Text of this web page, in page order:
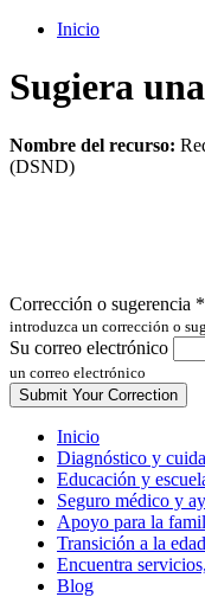
Inicio
Sugiera
Leave
this
Nombre del recurso:
(DSND)
Corrección o sugerencia *
introduzca un corrección o
Su correo electrónico
un correo electrónico
Inicio
Diagnóstico y
Educación y
Seguro médico y
Apoyo para la
Transición a la
Encuentra
Blog